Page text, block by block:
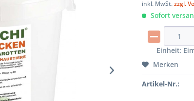
inkl. MwSt.zzgl.
Sofort
Einheit:
Merken
Artikel-Nr.: